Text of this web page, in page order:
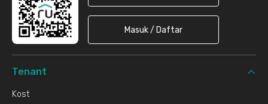
Masuk / Daftar
Tenant
Kost